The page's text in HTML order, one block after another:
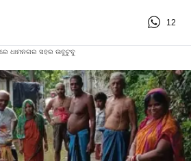
12
ଧାମନଗର ସହର ଉବୁଟୁବୁ